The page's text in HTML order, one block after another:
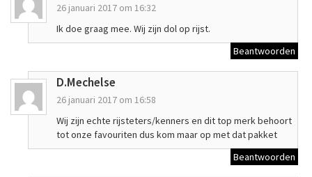
26 januari 2017 om 16:32
Ik doe graag mee. Wij zijn dol op rijst.
Beantwoorden
D.Mechelse
26 januari 2017 om 16:58
Wij zijn echte rijsteters/kenners en dit top merk behoort
tot onze favouriten dus kom maar op met dat pakket
Beantwoorden